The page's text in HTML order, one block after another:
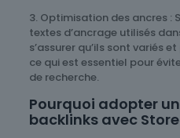
3. Optimisation des ancres :
textes d’ancrage utilisés
s’assurer qu’ils sont variés
ce qui est essentiel pour
de recherche.
Pourquoi adopter
backlinks avec